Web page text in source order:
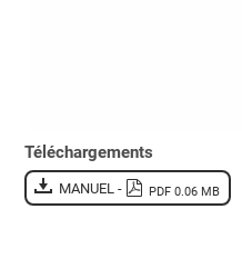
Téléchargements
MANUEL - PDF 0.06 MB